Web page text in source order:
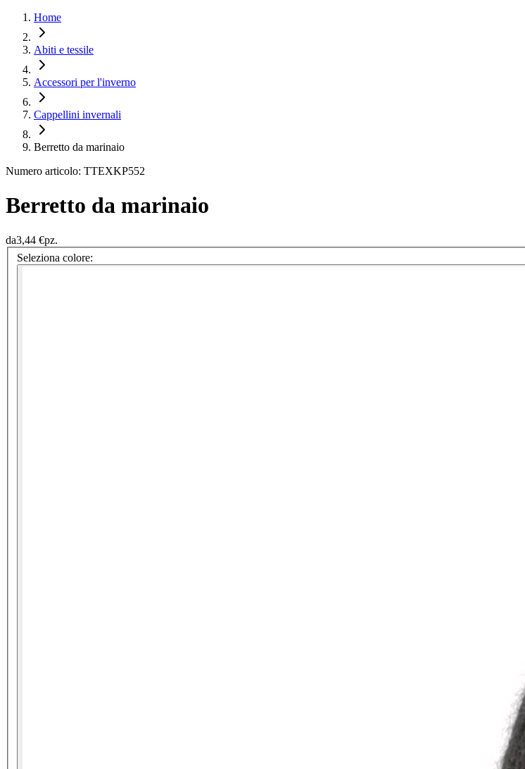
Home
Abiti e tessile
Accessori per l'inverno
Cappellini invernali
Berretto da marinaio
Numero articolo: TTEXKP552
Berretto da marinaio
da3,44 €pz.
Seleziona colore: